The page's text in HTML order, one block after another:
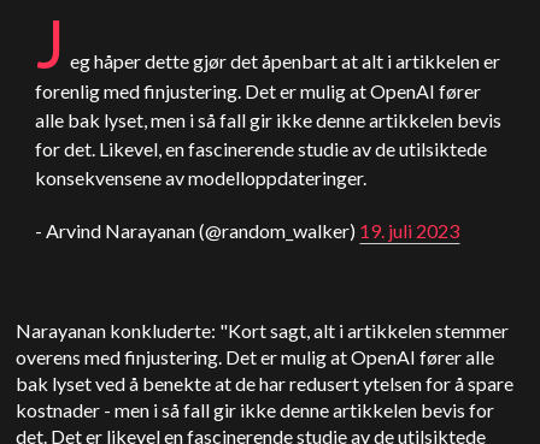
J eg håper dette gjør det åpenbart at alt i artikkelen er
forenlig med finjustering. Det er mulig at OpenAI fører
alle bak lyset, men i så fall gir ikke denne artikkelen bevis
for det. Likevel, en fascinerende studie av de utilsiktede
konsekvensene av modelloppdateringer.
- Arvind Narayanan (@random_walker) 19. juli 2023
Narayanan konkluderte: "Kort sagt, alt i artikkelen stemmer
overens med finjustering. Det er mulig at OpenAI fører alle
bak lyset ved å benekte at de har redusert ytelsen for å spare
kostnader - men i så fall gir ikke denne artikkelen bevis for
det. Det er likevel en fascinerende studie av de utilsiktede